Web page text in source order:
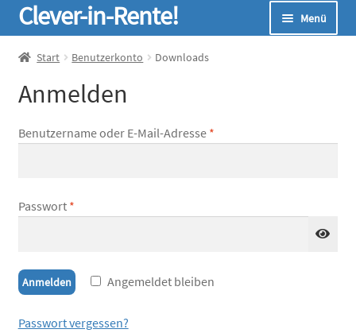
Zur
Navigation
springen
Zum
Inhalt
springen
Clever-in-Rente! Menü
Start
Seminare
Infos
öffnen
Start Benutzerkonto Downloads
Anmelden
Benutzername oder E-Mail-Adresse *
Passwort *
Anmelden Angemeldet bleiben
Passwort vergessen?